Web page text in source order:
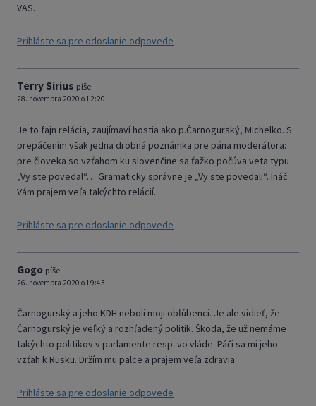
VAS.
Prihláste sa pre odoslanie odpovede
Terry Sirius píše:
28. novembra 2020 o 12:20
Je to fajn relácia, zaujímaví hostia ako p.Čarnogurský, Michelko. S
prepáčením však jedna drobná poznámka pre pána moderátora:
pre človeka so vzťahom ku slovenčine sa ťažko počúva veta typu
„Vy ste povedal“… Gramaticky správne je „Vy ste povedali“. Ináč
Vám prajem veľa takýchto relácií.
Prihláste sa pre odoslanie odpovede
Gogo píše:
26. novembra 2020 o 19:43
Čarnogurský a jeho KDH neboli moji obľúbenci. Je ale vidieť, že
Čarnogurský je veľký a rozhľadený politik. Škoda, že už nemáme
takýchto politikov v parlamente resp. vo vláde. Páči sa mi jeho
vzťah k Rusku. Držím mu palce a prajem veľa zdravia.
Prihláste sa pre odoslanie odpovede